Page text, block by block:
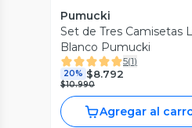
Pumucki
Set de Tres Camisetas
Blanco Pumucki
5(1)
20% $8.792
$10.990
Agregar al